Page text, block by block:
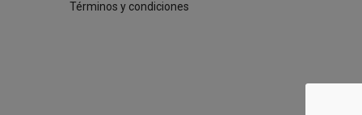
Términos y condiciones